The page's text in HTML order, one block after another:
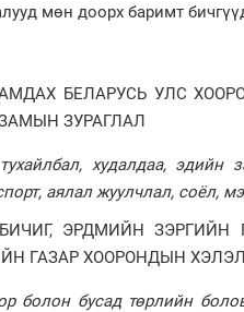
мөн доорх баримт
БЕЛАРУСЬ УЛС
ЗУРАГЛАЛ
худалдаа, эдийн
аялал жуулчлал, соёл,
ЭРДМИЙН ЗЭРГИЙН
ГАЗАР ХООРОНДЫН
болон бусад төрлийн